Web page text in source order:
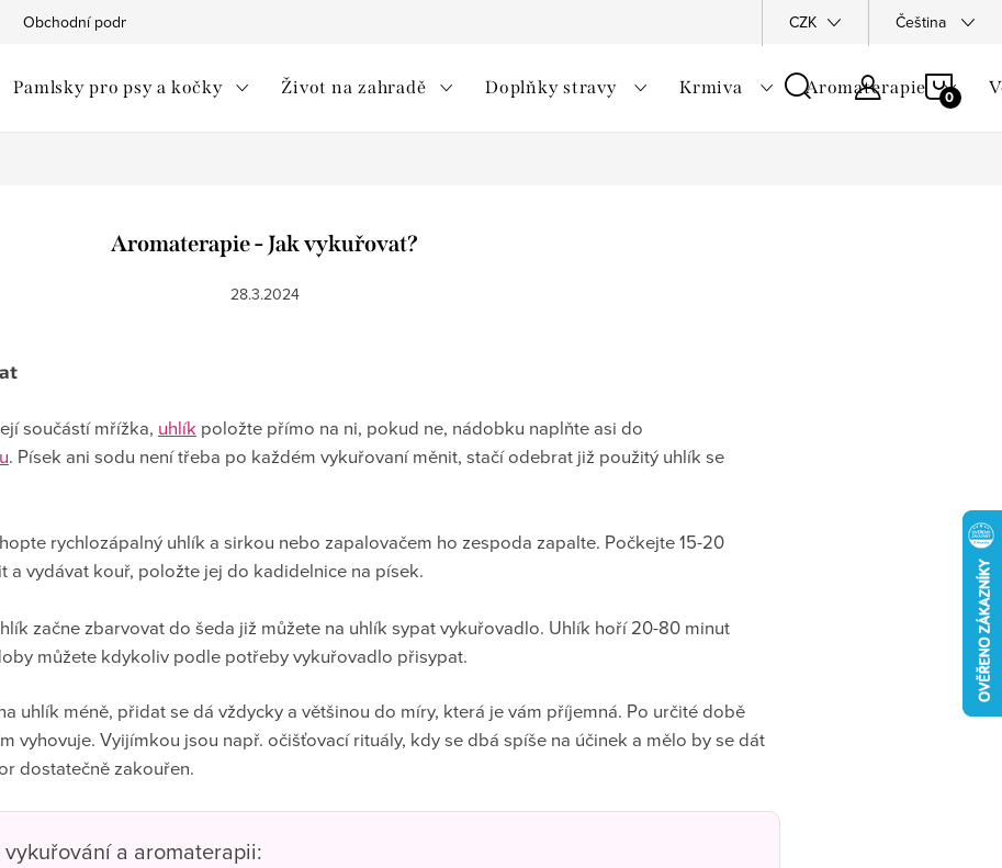
Obchodní podmínky Naše recenze ověřujeme DSA
CZK Čeština
Pamlsky pro psy a kočky Život na zahradě Doplňky stravy Krmiva Aromaterapie
Aromaterapie - Jak vykuřovat?
28.3.2024
součástí mřížka, uhlík položte přímo na ni, pokud ne, nádobku naplňte asi do
. Písek ani sodu není třeba po každém vykuřovaní měnit, stačí odebrat již použitý uhlík se
rychlozápalný uhlík a sirkou nebo zapalovačem ho zespoda zapalte. Počkejte 15-20
a vydávat kouř, položte jej do kadidelnice na písek.
začne zbarvovat do šeda již můžete na uhlík sypat vykuřovadlo. Uhlík hoří 20-80 minut
můžete kdykoliv podle potřeby vykuřovadlo přisypat.
uhlík méně, přidat se dá vždycky a většinou do míry, která je vám příjemná. Po určité době
vyhovuje. Vyijímkou jsou např. očišťovací rituály, kdy se dbá spíše na účinek a mělo by se dát
dostatečně zakouřen.
a aromaterapii: